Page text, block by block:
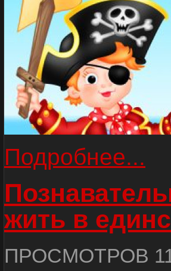
Подробнее...
жить в
ПРОСМОТРОВ